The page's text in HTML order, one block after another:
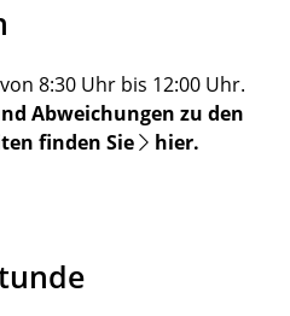
8:30 Uhr bis 12:00 Uhr.
Abweichungen zu den
finden Sie
hier.